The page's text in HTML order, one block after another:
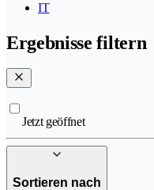
IT
Ergebnisse filtern
Jetzt geöffnet
Sortieren nach